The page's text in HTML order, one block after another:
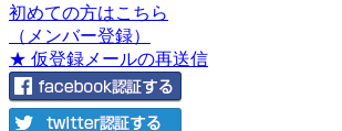
初めての方はこちら
（メンバー登録）
★ 仮登録メールの再送信